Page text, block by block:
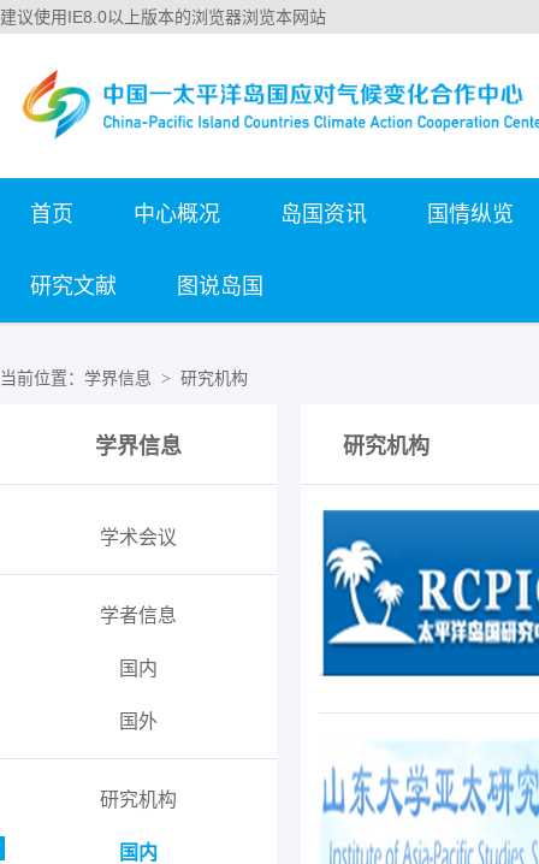
建议使用IE8.0以上版本的浏览器浏览本网站
首页 中心概况 岛国资讯 国情纵览
研究文献 图说岛国
当前位置： 学界信息 > 研究机构
学界信息
学术会议
学者信息
国内
国外
研究机构
国内
研究机构